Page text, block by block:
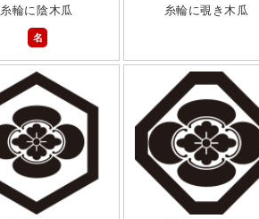
糸輪に陰木瓜
名
糸輪に覗き木瓜